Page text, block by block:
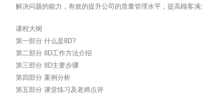
解决问题的能力，有效的提升公司的质量管理水平，提高顾客
课程大纲
第一部分 什么是8D?
第二部分 8D工作方法介绍
第三部分 8D主要步骤
第四部分 案例分析
第五部分 课堂练习及老师点评